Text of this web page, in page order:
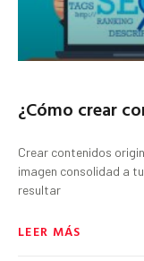
¿Cómo crear
Crear contenidos
imagen consolidad a
resultar
LEER MÁS